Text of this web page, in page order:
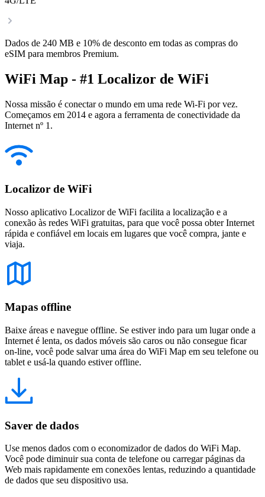
Dados de 240 MB e 10% de desconto em todas as compras do
eSIM para membros Premium.
WiFi Map - #1 Localizor de WiFi
Nossa missão é conectar o mundo em uma rede Wi-Fi por vez.
Começamos em 2014 e agora a ferramenta de conectividade da
Internet nº 1.
Localizor de WiFi
Nosso aplicativo Localizor de WiFi facilita a localização e a
conexão às redes WiFi gratuitas, para que você possa obter Internet
rápida e confiável em locais em lugares que você compra, jante e
viaja.
Mapas offline
Baixe áreas e navegue offline. Se estiver indo para um lugar onde a
Internet é lenta, os dados móveis são caros ou não consegue ficar
on-line, você pode salvar uma área do WiFi Map em seu telefone ou
tablet e usá-la quando estiver offline.
Saver de dados
Use menos dados com o economizador de dados do WiFi Map.
Você pode diminuir sua conta de telefone ou carregar páginas da
Web mais rapidamente em conexões lentas, reduzindo a quantidade
de dados que seu dispositivo usa.